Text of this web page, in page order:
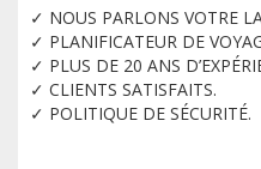
✓ NOUS PARLONS VOTRE
✓ PLANIFICATEUR DE
✓ PLUS DE 20 ANS
✓ CLIENTS SATISFAITS.
✓ POLITIQUE DE SÉCURITÉ.